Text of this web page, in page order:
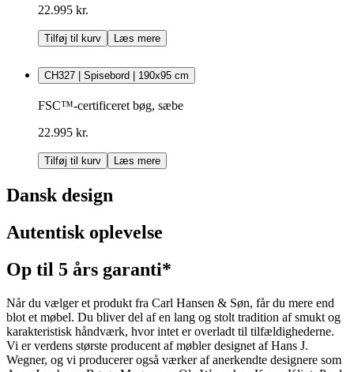
22.995 kr.
Tilføj til kurv Læs mere
CH327 | Spisebord | 190x95 cm
FSC™-certificeret bøg, sæbe
22.995 kr.
Tilføj til kurv Læs mere
Dansk design
Autentisk oplevelse
Op til 5 års garanti*
Når du vælger et produkt fra Carl Hansen & Søn, får du mere end
blot et møbel. Du bliver del af en lang og stolt tradition af smukt og
karakteristisk håndværk, hvor intet er overladt til tilfældighederne.
Vi er verdens største producent af møbler designet af Hans J.
Wegner, og vi producerer også værker af anerkendte designere som